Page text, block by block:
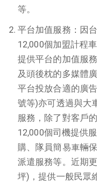
等。
平台加值服務：因
12,000個加盟計程
提供平台的加值服
及頭後枕的多媒體
平台投放合適的廣
號等)亦可透過與大
服務，除了對客戶
12,000個司機提供
購、隊員簡易車輛
派遣服務等。近期
坪)，提供一般民眾